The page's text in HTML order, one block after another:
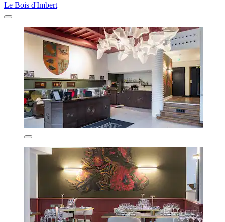
Le Bois d'Imbert